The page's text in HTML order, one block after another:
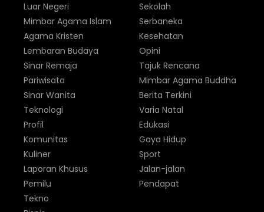
Luar Negeri
Sekolah
Mimbar Agama Islam
Agama Kristen
Lembaran Budaya
Sinar Remaja
Pariwisata
Sinar Wanita
Serbaneka
Kesehatan
Opini
Tajuk Rencana
Mimbar Agama Buddha
Berita Terkini
Teknologi
Profil
Komunitas
Kuliner
Laporan Khusus
Pemilu
Varia Natal
Edukasi
Gaya Hidup
Sport
Jalan-jalan
Pendapat
Tekno